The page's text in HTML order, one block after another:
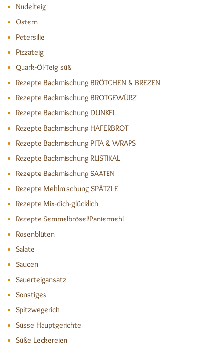
Nudelteig
Ostern
Petersilie
Pizzateig
Quark-Öl-Teig süß
Rezepte Backmischung BRÖTCHEN & BREZEN
Rezepte Backmischung BROTGEWÜRZ
Rezepte Backmischung DUNKEL
Rezepte Backmischung HAFERBROT
Rezepte Backmischung PITA & WRAPS
Rezepte Backmischung RUSTIKAL
Rezepte Backmischung SAATEN
Rezepte Mehlmischung SPÄTZLE
Rezepte Mix-dich-glücklich
Rezepte Semmelbrösel/Paniermehl
Rosenblüten
Salate
Saucen
Sauerteigansatz
Sonstiges
Spitzwegerich
Süsse Hauptgerichte
Süße Leckereien